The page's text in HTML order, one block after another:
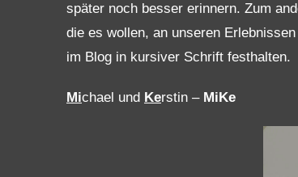
später noch besser erinnern. Zum
die es wollen, an unseren
im Blog in kursiver Schrift festhalten.
Michael und Kerstin – MiKe